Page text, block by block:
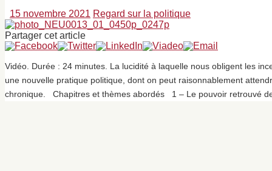
15 novembre 2021 Regard sur la politique
Partager cet article
Vidéo. Durée : 24 minutes. La lucidité à laquelle nous obligent les
une nouvelle pratique politique, dont on peut raisonnablement
chronique. Chapitres et thèmes abordés 1 – Le pouvoir retrouvé